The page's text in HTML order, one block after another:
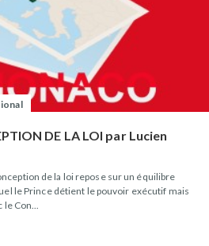
DE LA LOI par Lucien
de la loi repose sur un équilibre
le Prince détient le pouvoir exécutif mais
Con...